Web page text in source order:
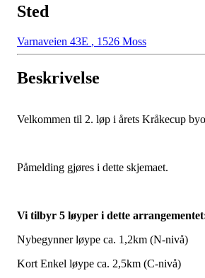
Sted
Varnaveien 43E , 1526 Moss
Beskrivelse
Velkommen til 2. løp i årets Kråkecup
Påmelding gjøres i dette skjemaet.
Vi tilbyr 5 løyper i dette
Nybegynner løype ca. 1,2km (N-nivå)
Kort Enkel løype ca. 2,5km (C-nivå)